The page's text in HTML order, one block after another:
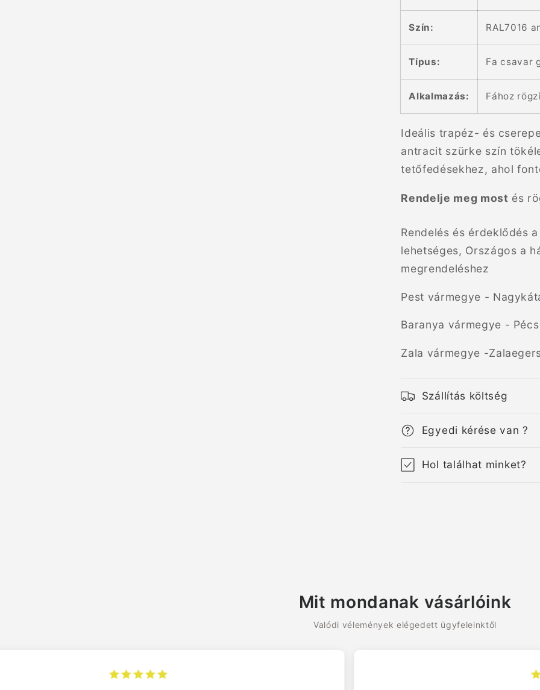
Szín: RAL7016
Típus: Fa csavar
Alkalmazás: Fához
Ideális trapéz- és
antracit szürke szín
tetőfedésekhez, ahol
Rendelje meg most és
Rendelés és érdeklődés
lehetséges, Országos a
megrendeléshez
Pest vármegye -
Baranya vármegye -
Zala vármegye -
Szállítás költség
Egyedi kérése van ?
Hol találhat minket?
Mit mondanak vásárlóink
Valódi vélemények elégedett ügyfeleinktől